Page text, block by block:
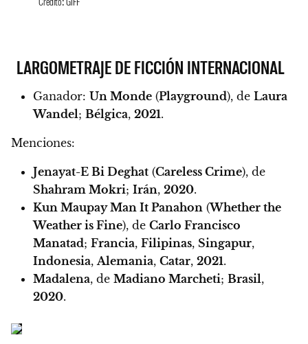
LARGOMETRAJE DE FICCIÓN INTERNACIONAL
Ganador: Un Monde (Playground), de Laura
Wandel; Bélgica, 2021.
Menciones:
Jenayat-E Bi Deghat (Careless Crime), de
Shahram Mokri; Irán, 2020.
Kun Maupay Man It Panahon (Whether the
Weather is Fine), de Carlo Francisco
Manatad; Francia, Filipinas, Singapur,
Indonesia, Alemania, Catar, 2021.
Madalena, de Madiano Marcheti; Brasil,
2020.